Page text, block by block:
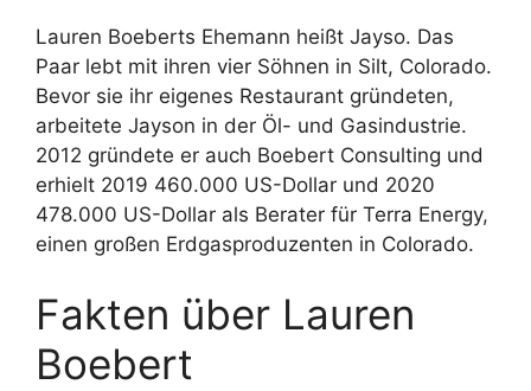
Lauren Boeberts Ehemann heißt Jayso. Das
Paar lebt mit ihren vier Söhnen in Silt, Colorado.
Bevor sie ihr eigenes Restaurant gründeten,
arbeitete Jayson in der Öl- und Gasindustrie.
2012 gründete er auch Boebert Consulting und
erhielt 2019 460.000 US-Dollar und 2020
478.000 US-Dollar als Berater für Terra Energy,
einen großen Erdgasproduzenten in Colorado.
Fakten über Lauren
Boebert